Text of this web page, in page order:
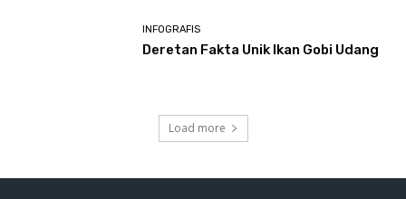
INFOGRAFIS
Deretan Fakta Unik Ikan Gobi Udang
Load more